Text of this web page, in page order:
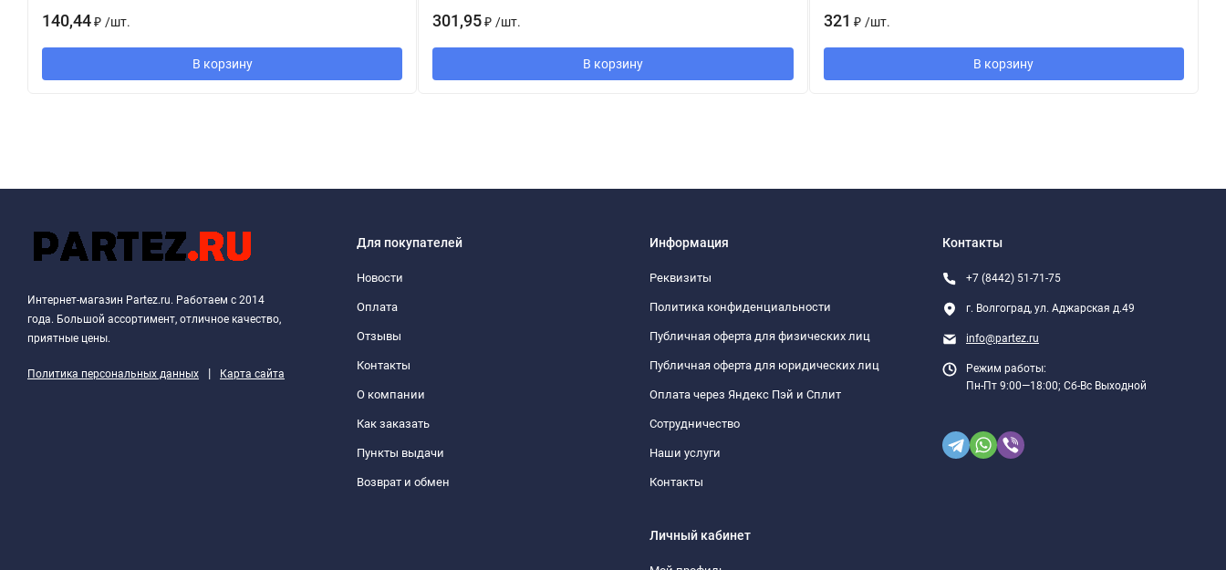
140,44₽ /шт.
В корзину
301,95 ₽ /шт.
В корзину
321 ₽ /шт.
В корзину
Интернет-магазин Partez.ru. Работаем с 2014
года. Большой ассортимент, отличное качество,
приятные цены.
Политика персональных данных | Карта сайта
Для покупателей
Новости
Оплата
Отзывы
Контакты
О компании
Как заказать
Пункты выдачи
Возврат и обмен
Информация
Реквизиты
Политика конфиденциальности
Публичная оферта для физических лиц
Публичная оферта для юридических лиц
Оплата через Яндекс Пэй и Сплит
Сотрудничество
Наши услуги
Контакты
Личный кабинет
Контакты
+7 (8442) 51-71-75
г. Волгоград, ул. Аджарская д.49
info@partez.ru
Режим работы:
Пн-Пт 9:00—18:00; Сб-Вс Выходной